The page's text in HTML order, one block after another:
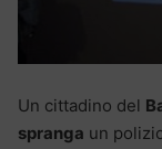
Un cittadino del
spranga un